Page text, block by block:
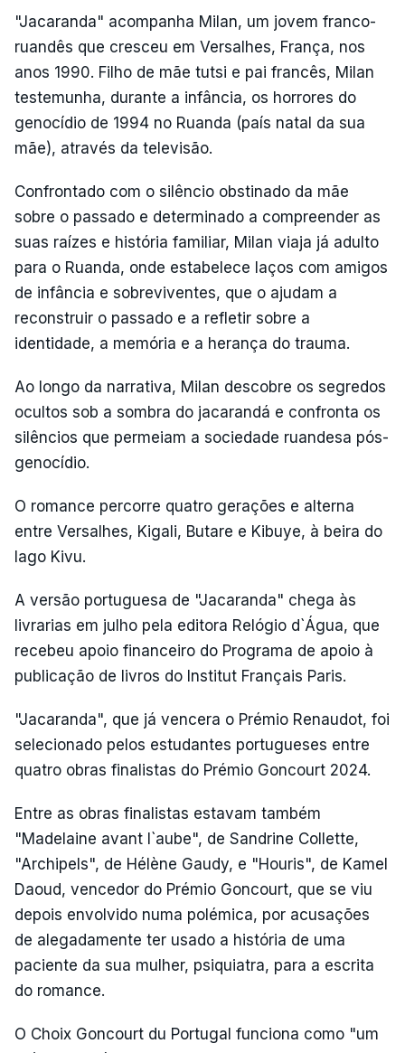
"Jacaranda" acompanha Milan, um jovem franco-
ruandês que cresceu em Versalhes, França, nos
anos 1990. Filho de mãe tutsi e pai francês, Milan
testemunha, durante a infância, os horrores do
genocídio de 1994 no Ruanda (país natal da sua
mãe), através da televisão.
Confrontado com o silêncio obstinado da mãe
sobre o passado e determinado a compreender as
suas raízes e história familiar, Milan viaja já adulto
para o Ruanda, onde estabelece laços com amigos
de infância e sobreviventes, que o ajudam a
reconstruir o passado e a refletir sobre a
identidade, a memória e a herança do trauma.
Ao longo da narrativa, Milan descobre os segredos
ocultos sob a sombra do jacarandá e confronta os
silêncios que permeiam a sociedade ruandesa pós-
genocídio.
O romance percorre quatro gerações e alterna
entre Versalhes, Kigali, Butare e Kibuye, à beira do
lago Kivu.
A versão portuguesa de "Jacaranda" chega às
livrarias em julho pela editora Relógio d`Água, que
recebeu apoio financeiro do Programa de apoio à
publicação de livros do Institut Français Paris.
"Jacaranda", que já vencera o Prémio Renaudot, foi
selecionado pelos estudantes portugueses entre
quatro obras finalistas do Prémio Goncourt 2024.
Entre as obras finalistas estavam também
"Madelaine avant l`aube", de Sandrine Collette,
"Archipels", de Hélène Gaudy, e "Houris", de Kamel
Daoud, vencedor do Prémio Goncourt, que se viu
depois envolvido numa polémica, por acusações
de alegadamente ter usado a história de uma
paciente da sua mulher, psiquiatra, para a escrita
do romance.
O Choix Goncourt du Portugal funciona como "um